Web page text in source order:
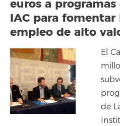
euros a programas
IAC para fomentar
empleo de alto
El
de